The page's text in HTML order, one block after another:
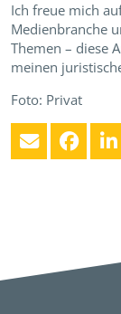
Ich freue mich
Medienbranche
Themen – diese
meinen
Foto: Privat